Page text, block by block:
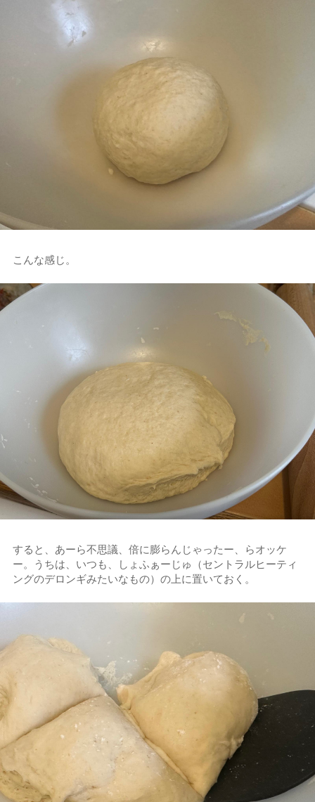
こんな感じ。
すると、あーら不思議、倍に膨らんじゃったー、らオッケ
ー。うちは、いつも、しょふぁーじゅ（セントラルヒーティ
ングのデロンギみたいなもの）の上に置いておく。